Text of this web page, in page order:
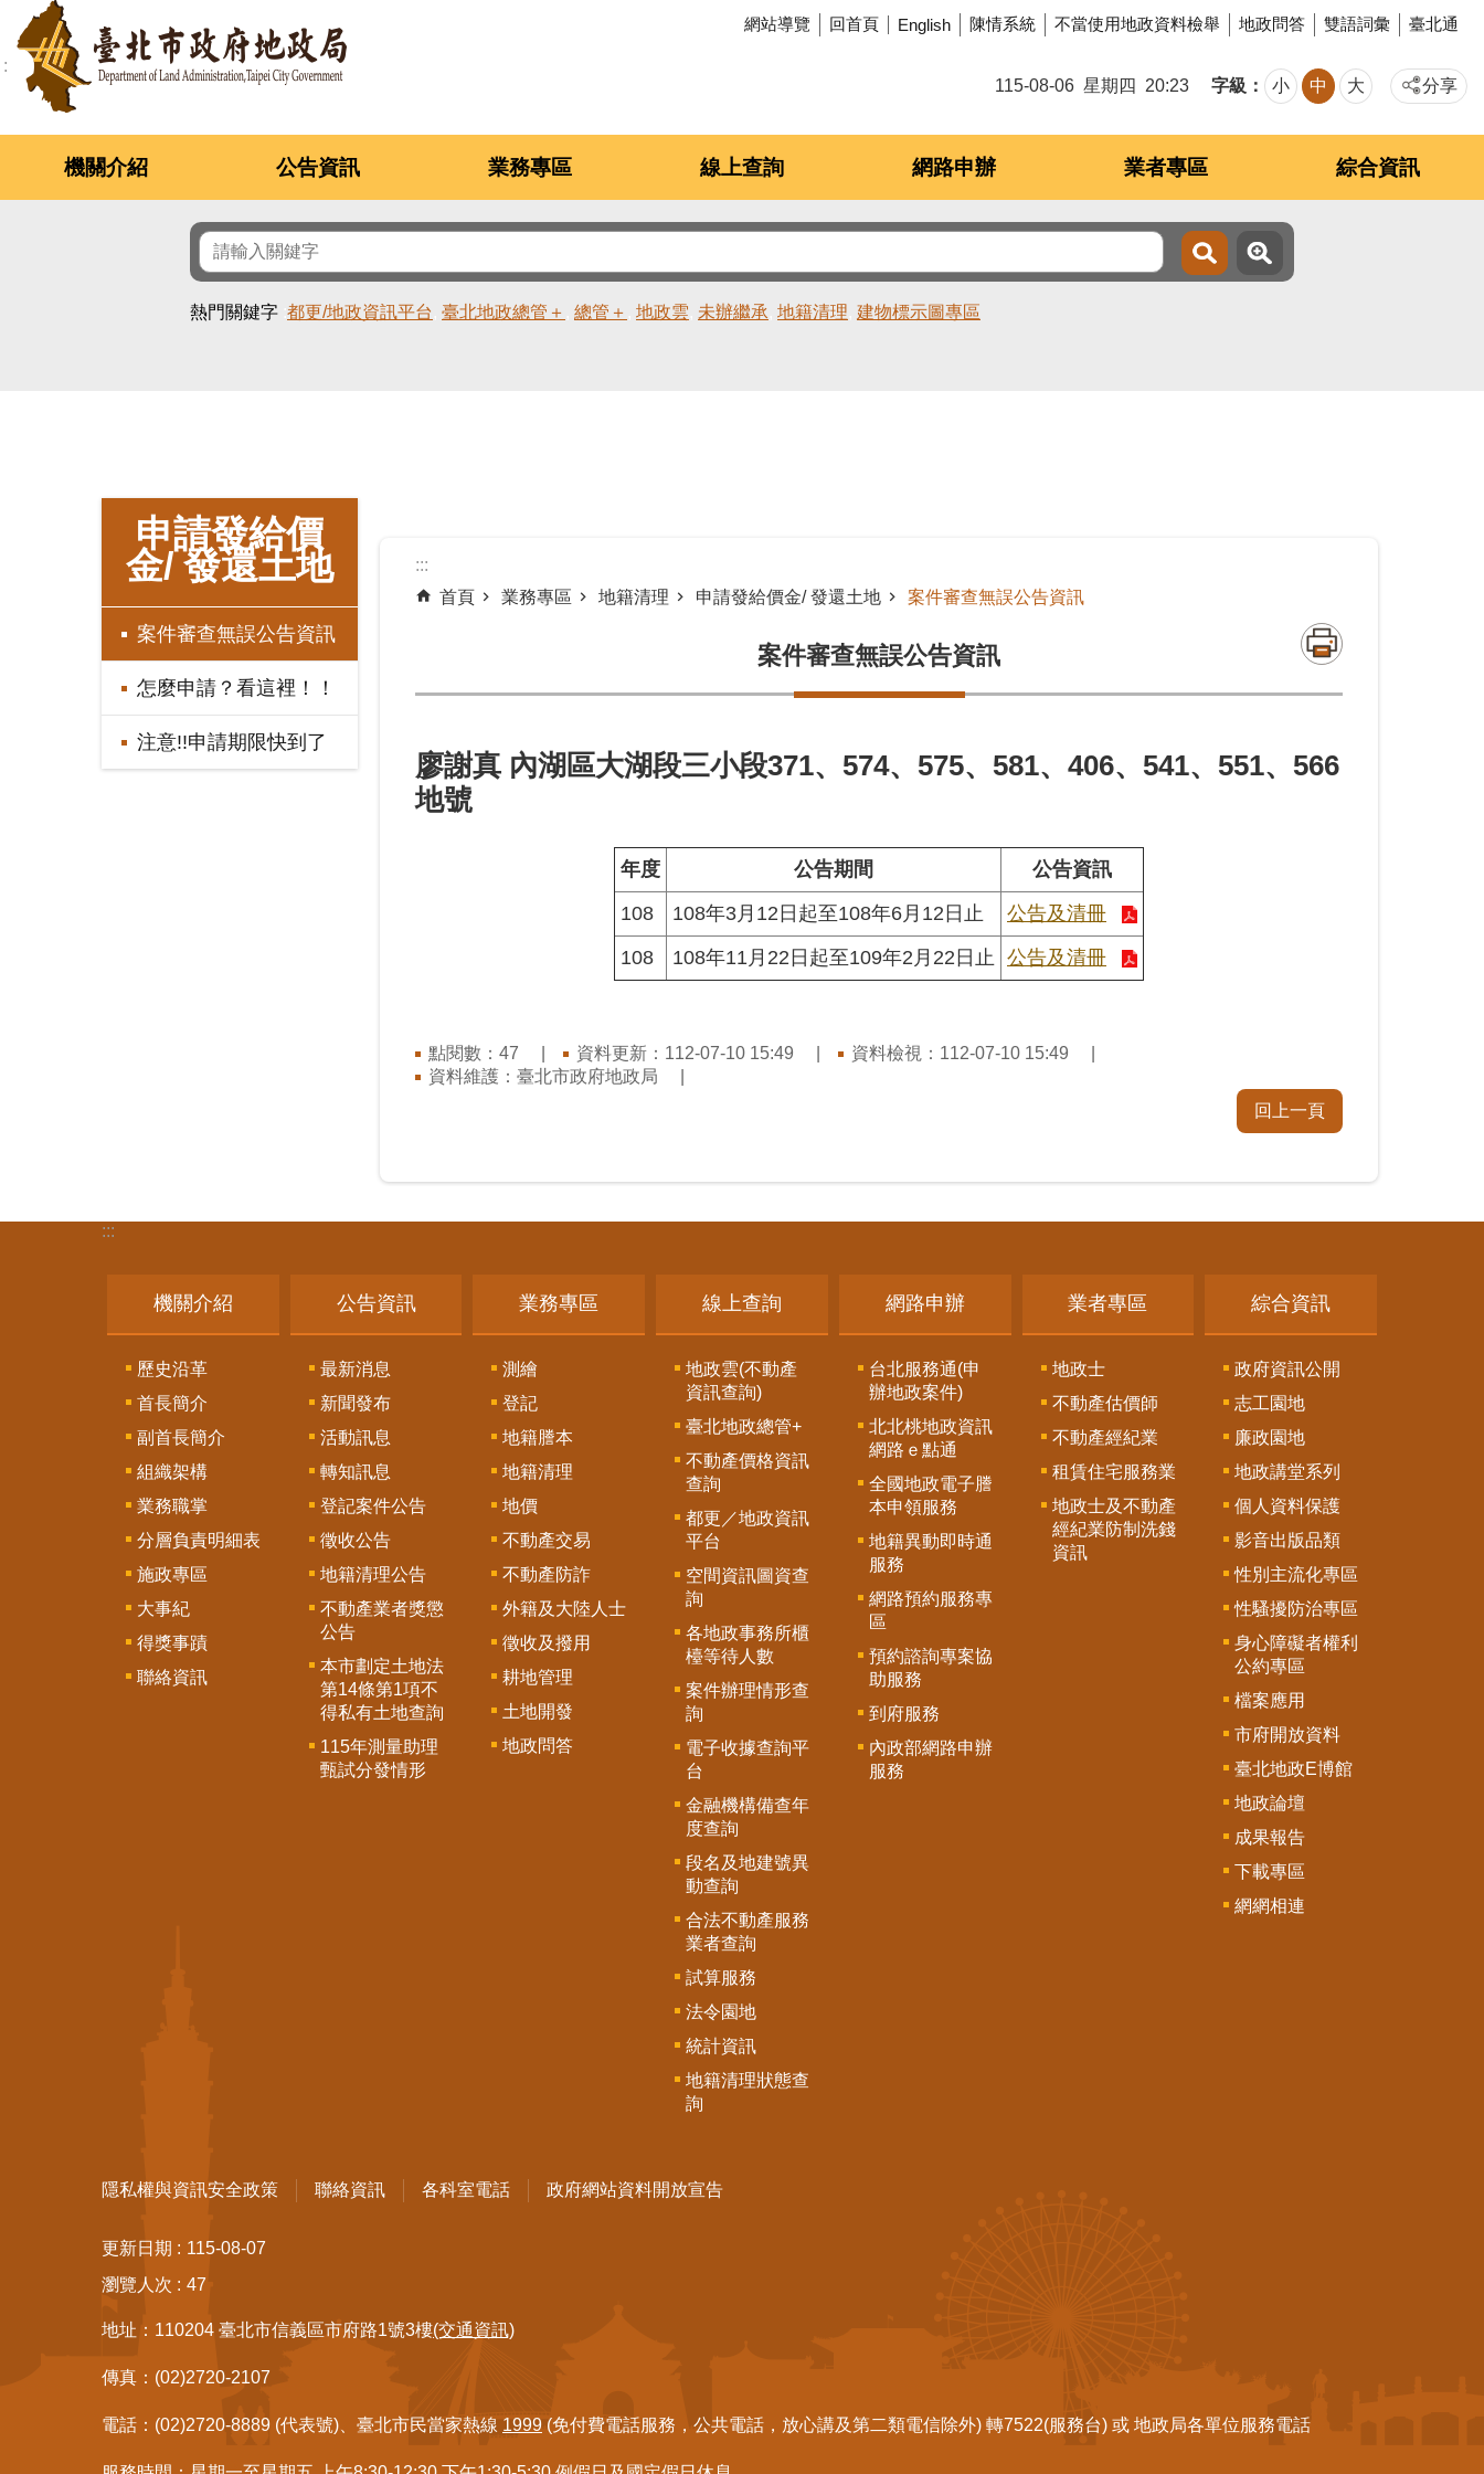
跳到主要內容區塊 網站導覽 回首頁 English 陳情系統 不當使用地政資料檢舉 地政問答 雙語詞彙 臺北通
115-08-06 星期四 20:23 字級 小 中 大 分享
機關介紹 公告資訊 業務專區 線上查詢 網路申辦 業者專區 綜合資訊
熱門關鍵字 都更/地政資訊平台 臺北地政總管＋ 總管＋ 地政雲 未辦繼承 地籍清理 建物標示圖專區
申請發給價
金/ 發還土地
案件審查無誤公告資訊
怎麼申請？看這裡！！
注意!!申請期限快到了
:::
首頁
業務專區 地籍清理 申請發給價金/ 發還土地 案件審查無誤公告資訊
案件審查無誤公告資訊
廖謝真 內湖區大湖段三小段371、574、575、581、406、541、551、566
地號
年度 公告期間
公告資訊
108
108年3月12日起至108年6月12日止
公告及清冊
108
108年11月22日起至109年2月22日止 公告及清冊
點閱數： 47 資料更新：112-07-10 15:49
資料檢視：112-07-10 15:49
資料維護：臺北市政府地政局
回上一頁
:::
機關介紹
歷史沿革
首長簡介
副首長簡介
組織架構
業務職掌
分層負責明細表
施政專區
大事紀
得獎事蹟
聯絡資訊
公告資訊
最新消息
新聞發布
活動訊息
轉知訊息
登記案件公告
徵收公告
地籍清理公告
不動產業者獎懲
公告
本市劃定土地法
第14條第1項不
得私有土地查詢
115年測量助理
甄試分發情形
業務專區
測繪
登記
地籍謄本
地籍清理
地價
不動產交易
不動產防詐
外籍及大陸人士
徵收及撥用
耕地管理
土地開發
地政問答
線上查詢
地政雲(不動產
資訊查詢)
臺北地政總管+
不動產價格資訊
查詢
都更／地政資訊
平台
空間資訊圖資查
詢
各地政事務所櫃
檯等待人數
案件辦理情形查
詢
電子收據查詢平
台
金融機構備查年
度查詢
段名及地建號異
動查詢
合法不動產服務
業者查詢
試算服務
法令園地
統計資訊
地籍清理狀態查
詢
網路申辦
台北服務通(申
辦地政案件)
北北桃地政資訊
網路ｅ點通
全國地政電子謄
本申領服務
地籍異動即時通
服務
網路預約服務專
區
預約諮詢專案協
助服務
到府服務
內政部網路申辦
服務
業者專區
地政士
不動產估價師
不動產經紀業
租賃住宅服務業
地政士及不動產
經紀業防制洗錢
資訊
綜合資訊
政府資訊公開
志工園地
廉政園地
地政講堂系列
個人資料保護
影音出版品類
性別主流化專區
性騷擾防治專區
身心障礙者權利
公約專區
檔案應用
市府開放資料
臺北地政E博館
地政論壇
成果報告
下載專區
網網相連
隱私權與資訊安全政策 聯絡資訊 各科室電話 政府網站資料開放宣告
更新日期
115-08-07
瀏覽人次
47
地址：110204 臺北市信義區市府路1號3樓(交通資訊)
傳真：(02)2720-2107
電話：(02)2720-8889 (代表號)、臺北市民當家熱線 1999 (免付費電話服務，公共電話，放心講及第二類電信除外) 轉7522(服務台) 或 地政局各單位服務電話